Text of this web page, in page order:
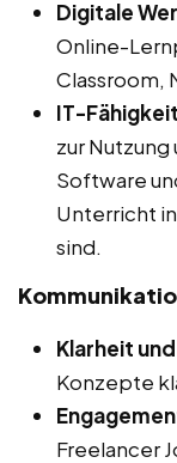
Digitale
Online-
Classroom,
IT-
zur
Software
Unterricht
sind.
Klarheit
Konzepte
Freelancer